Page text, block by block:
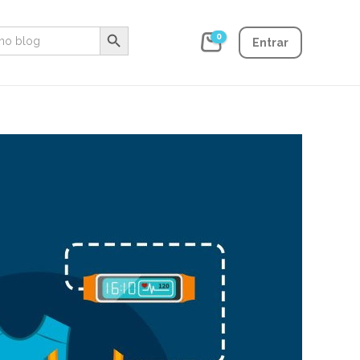
Search Button
0 Entrar